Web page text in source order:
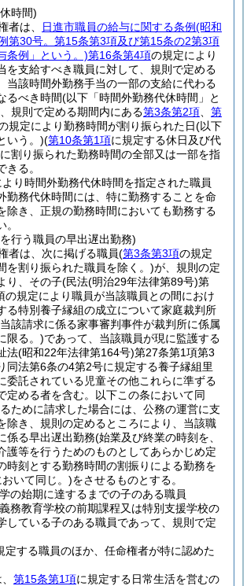
時間)
者は、 日進市職員の給与に関する条例(昭和
第30号。第15条第3項及び第15条の2第3項
条例」という。)第16条第4項の規定により
を支給すべき職員に対して、規則で定める
当該時間外勤務手当の一部の支給に代わる
るべき時間(以下「時間外勤務代休時間」と
規則で定める期間内にある第3条第2項
第
規定により勤務時間が割り振られた日(以下
いう。)(第10条第1項に規定する休日及び代
に割り振られた勤務時間の全部又は一部を指
きる。
り時間外勤務代休時間を指定された職員
勤務代休時間には、特に勤務することを命
除き、正規の勤務時間においても勤務する
行う職員の早出遅出勤務)
者は、次に掲げる職員(第3条第3項の規定
を割り振られた職員を除く。)が、規則の定
り、その子(民法(明治29年法律第89号)第
の規定により職員が当該職員との間におけ
る特別養子縁組の成立について家庭裁判所
該請求に係る家事審判事件が裁判所に係属
限る。)であって、当該職員が現に監護する
法(昭和22年法律第164号)第27条第1項第3
同法第6条の4第2号に規定する養子縁組里
委託されている児童その他これらに準ずる
定める者を含む。以下この条において同
ために請求した場合には、公務の運営に支
除き、規則の定めるところにより、当該職
係る早出遅出勤務(始業及び終業の時刻を、
護等を行うためのものとしてあらかじめ定
時刻とする勤務時間の割振りによる勤務を
おいて同じ。)をさせるものとする。
の始期に達するまでの子のある職員
務教育学校の前期課程又は特別支援学校の
している子のある職員であって、規則で定
定する職員のほか、任命権者が特に認めた
第15条第1項に規定する日常生活を営むの